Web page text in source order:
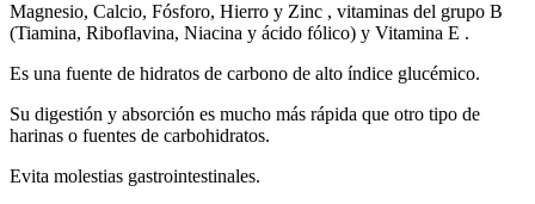
Magnesio, Calcio, Fósforo, Hierro y Zinc , vitaminas del grupo B
(Tiamina, Riboflavina, Niacina y ácido fólico) y Vitamina E .
Es una fuente de hidratos de carbono de alto índice glucémico.
Su digestión y absorción es mucho más rápida que otro tipo de
harinas o fuentes de carbohidratos.
Evita molestias gastrointestinales.